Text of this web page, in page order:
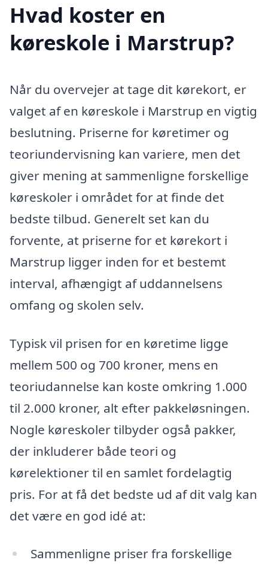
Hvad koster en
køreskole i Marstrup?
Når du overvejer at tage dit kørekort, er
valget af en køreskole i Marstrup en vigtig
beslutning. Priserne for køretimer og
teoriundervisning kan variere, men det
giver mening at sammenligne forskellige
køreskoler i området for at finde det
bedste tilbud. Generelt set kan du
forvente, at priserne for et kørekort i
Marstrup ligger inden for et bestemt
interval, afhængigt af uddannelsens
omfang og skolen selv.
Typisk vil prisen for en køretime ligge
mellem 500 og 700 kroner, mens en
teoriudannelse kan koste omkring 1.000
til 2.000 kroner, alt efter pakkeløsningen.
Nogle køreskoler tilbyder også pakker,
der inkluderer både teori og
kørelektioner til en samlet fordelagtig
pris. For at få det bedste ud af dit valg kan
det være en god idé at:
Sammenligne priser fra forskellige